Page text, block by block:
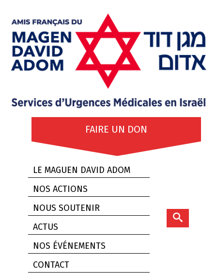
FAIRE UN DON
LE MAGUEN DAVID ADOM
NOS ACTIONS
NOUS SOUTENIR
ACTUS
NOS ÉVÉNEMENTS
CONTACT